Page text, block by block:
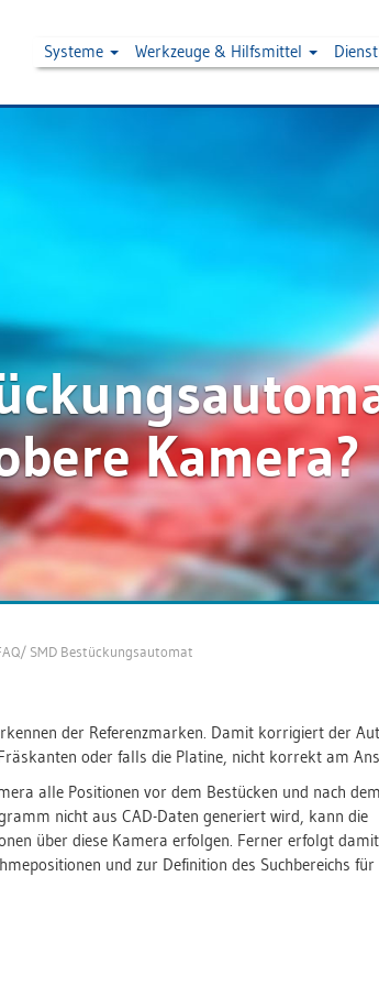
Systeme Werkzeuge & Hilfsmittel
Kamera?
/ SMD Bestückungsautomat
der Referenzmarken. Damit korrigiert der
oder falls die Platine, nicht korrekt am
alle Positionen vor dem Bestücken und nach
nicht aus CAD-Daten generiert wird, kann die
über diese Kamera erfolgen. Ferner erfolgt
und zur Definition des Suchbereichs für